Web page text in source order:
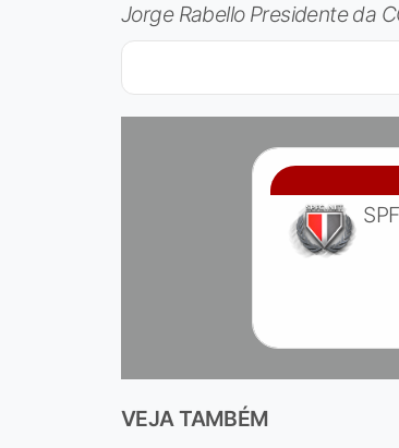
Jorge Rabello Presidente da
VEJA TAMBÉM